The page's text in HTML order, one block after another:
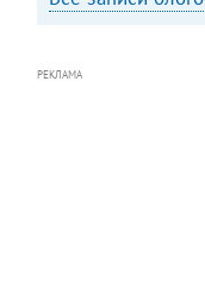
РЕКЛАМА